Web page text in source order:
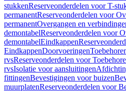
stukkenReserveonderdelen voor T-
permanentReserveonderdelen voor
permanentOvergangen en
demontabelReserveonderdelen voor
demontabelEindkappen
EindkappenDoorvoeringen
rvsReserveonderdelen voor
rvsIsolatie voor aansluitingen
fittingenBevestigingen voor buizen
muurplatenReserveonderdelen voor